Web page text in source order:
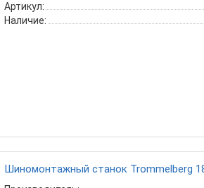
Артикул:
Наличие:
Шиномонтажный станок Trommelberg